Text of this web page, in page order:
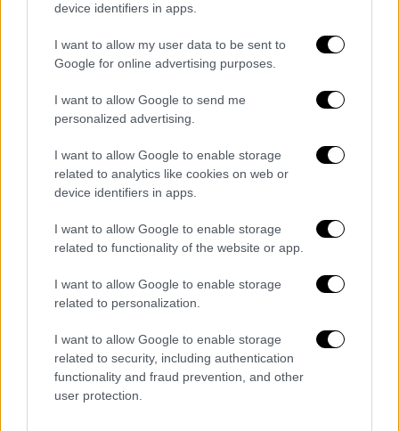
device identifiers in apps.
I want to allow my user data to be sent to
Google for online advertising purposes.
I want to allow Google to send me
personalized advertising.
I want to allow Google to enable storage
related to analytics like cookies on web or
device identifiers in apps.
I want to allow Google to enable storage
related to functionality of the website or app.
I want to allow Google to enable storage
related to personalization.
I want to allow Google to enable storage
related to security, including authentication
functionality and fraud prevention, and other
user protection.
Θέατρο|15.02.2025 22:00
Λένα Παπαληγούρα: Στον ρόλο της
Σκάρτελ Ο’ Χάρα στην πολυαναμενόμενη
παραγωγή «Όσα Παίρνει ο Άνεμος»
Το Δημοτικό Θέατρο Πειραιά παρουσιάζει
το μνημειώδες μυθιστόρημα της Μάργκαρετ